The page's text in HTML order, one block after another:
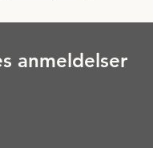
anmeldelser